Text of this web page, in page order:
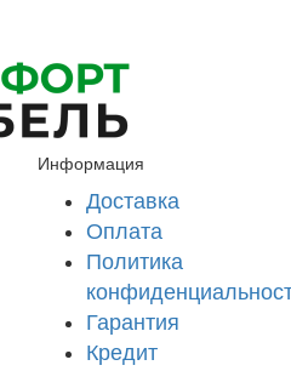
Информация
Доставка
Оплата
Политика
Гарантия
Кредит